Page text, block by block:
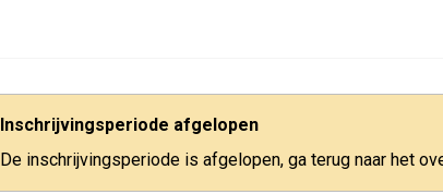
Inschrijvingsperiode afgelopen
De inschrijvingsperiode is afgelopen, ga terug naar het